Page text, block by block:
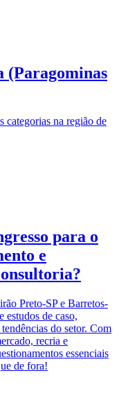
(Paragominas
categorias na região de
para o
e
Preto-SP e Barretos-
estudos de caso,
do setor. Com
recria e
essenciais
de fora!